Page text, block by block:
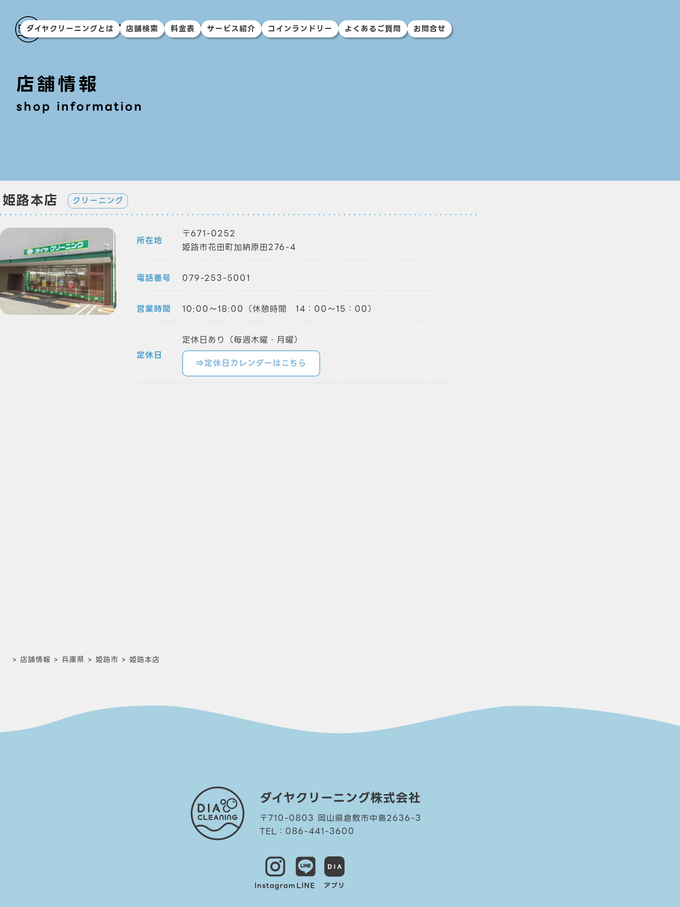
ダイヤクリーニングとは 店舗検索 料金表 サービス紹介 コインランドリー よくあるご質問 お問合せ
店舗情報
shop information
姫路本店 クリーニング
所在地
671-0252
姫路市花田町加納原田276-4
電話番号 079-253-5001
営業時間 10:00～18:00（休憩時間 14：00～15：00）
定休日
定休日あり（毎週木曜・月曜）
⇒定休日カレンダーはこちら
> 店舗情報 > 兵庫県 > 姫路市 > 姫路本店
ダイヤクリーニング株式会社
〒710-0803 岡山県倉敷市中島2636-3
TEL：086-441-3600
InstagramLINE アプリ